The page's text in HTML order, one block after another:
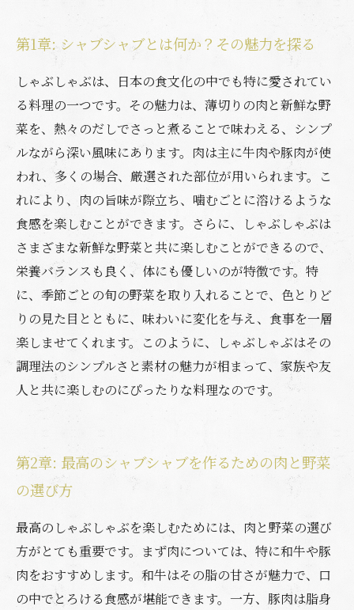
第5章: 特別な日のためのシャブシャブの楽しみ
方
第6章: 季節ごとのおすすめ材料で彩るシャブシ
ャブ
第7章: 家族や友人との素敵なシャブシャブ体験
を！
第1章: シャブシャブとは何か？その魅力を探る
しゃぶしゃぶは、日本の食文化の中でも特に愛されてい
る料理の一つです。その魅力は、薄切りの肉と新鮮な野
菜を、熱々のだしでさっと煮ることで味わえる、シンプ
ルながら深い風味にあります。肉は主に牛肉や豚肉が使
われ、多くの場合、厳選された部位が用いられます。こ
れにより、肉の旨味が際立ち、噛むごとに溶けるような
食感を楽しむことができます。さらに、しゃぶしゃぶは
さまざまな新鮮な野菜と共に楽しむことができるので、
栄養バランスも良く、体にも優しいのが特徴です。特
に、季節ごとの旬の野菜を取り入れることで、色とりど
りの見た目とともに、味わいに変化を与え、食事を一層
楽しませてくれます。このように、しゃぶしゃぶはその
調理法のシンプルさと素材の魅力が相まって、家族や友
人と共に楽しむのにぴったりな料理なのです。
第2章: 最高のシャブシャブを作るための肉と野菜
の選び方
最高のしゃぶしゃぶを楽しむためには、肉と野菜の選び
方がとても重要です。まず肉については、特に和牛や豚
肉をおすすめします。和牛はその脂の甘さが魅力で、口
の中でとろける食感が堪能できます。一方、豚肉は脂身